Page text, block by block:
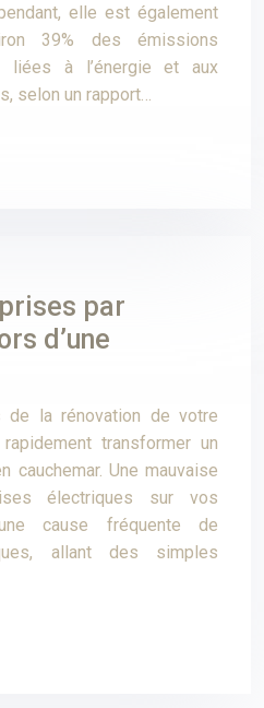
elle est également
39% des émissions
liées à l’énergie et aux
selon un rapport…
par
d’une
de la rénovation de votre
transformer un
cauchemar. Une mauvaise
électriques sur vos
cause fréquente de
allant des simples